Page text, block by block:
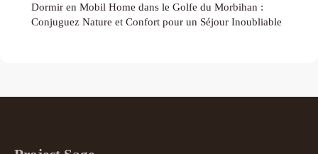
Dormir en Mobil Home dans le Golfe du Morbihan :
Conjuguez Nature et Confort pour un Séjour Inoubliable